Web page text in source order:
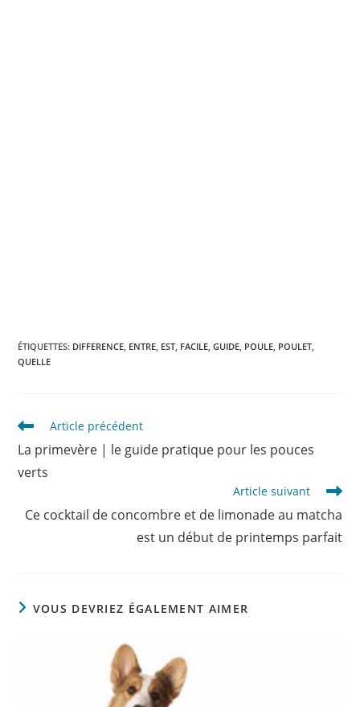
ÉTIQUETTES: DIFFERENCE ENTRE EST FACILE GUIDE POULE POULET
QUELLE
Read
articles
Article précédent
La primevère | le guide pratique pour les pouces
verts
Article suivant
Ce cocktail de concombre et de limonade au matcha
est un début de printemps parfait
VOUS DEVRIEZ ÉGALEMENT AIMER